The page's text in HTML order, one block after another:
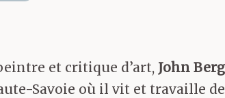
et critique d’art, John
Savoie où il vit et travaille